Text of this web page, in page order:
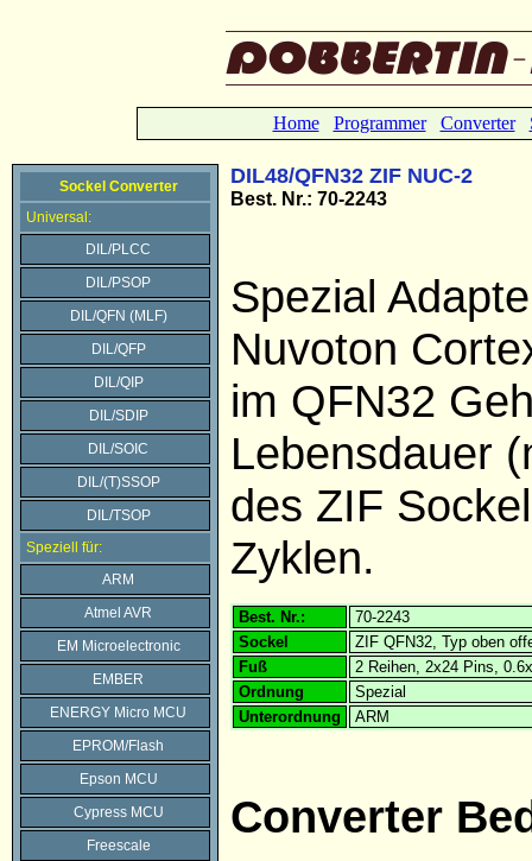
Home Programmer Converter
Sockel Converter
Universal:
DIL/PLCC
DIL/PSOP
DIL/QFN (MLF)
DIL/QFP
DIL/QIP
DIL/SDIP
DIL/SOIC
DIL/(T)SSOP
DIL/TSOP
Speziell für:
ARM
Atmel AVR
EM Microelectronic
EMBER
ENERGY Micro MCU
EPROM/Flash
Epson MCU
Cypress MCU
Freescale
DIL48/QFN32 ZIF NUC-2
Best. Nr.: 70-2243
Spezial
Nuvoton
im QFN32
Lebensdauer
des ZIF
Zyklen.
Best. Nr.:
70-2243
Sockel
ZIF QFN32, Typ oben
Fuß
2 Reihen, 2x24 Pins,
Ordnung
Spezial
Unterordnung
ARM
Converter